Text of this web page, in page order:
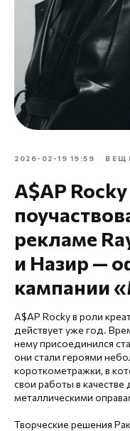
2026-02-19 19:59
A$AP Rocky
рекламе
и Назир —
кампании
A$AP Rocky в роли
действует уже год.
нему присоединился
они стали героями
короткометражки, в
свои работы в
металлическими
Творческие решения